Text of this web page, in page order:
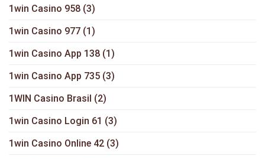
1win Casino 958 (3)
1win Casino 977 (1)
1win Casino App 138 (1)
1win Casino App 735 (3)
1WIN Casino Brasil (2)
1win Casino Login 61 (3)
1win Casino Online 42 (3)